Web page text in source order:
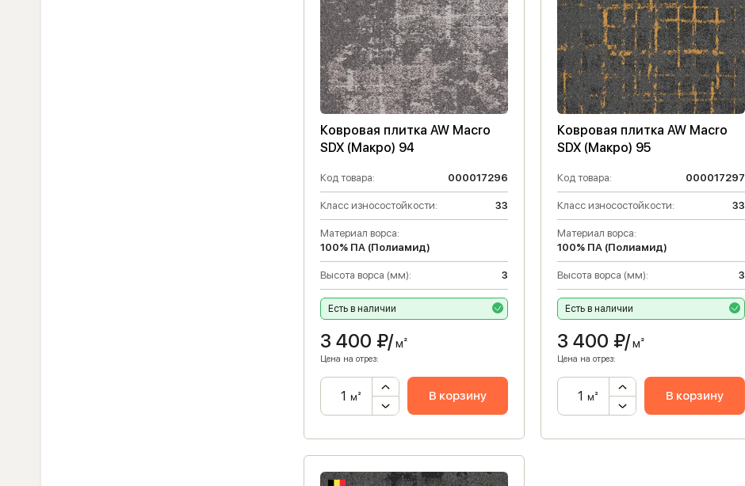
Ковровая плитка AW Macro
SDX (Макро) 94
Код товара: 000017296
Класс износостойкости: 33
Материал ворса:
100% ПА (Полиамид)
Высота ворса (мм): 3
Есть в наличии
3 400 ₽/м²
Цена на отрез:
м² В корзину
Ковровая плитка AW Macro
SDX (Макро) 95
Код товара: 000017297
Класс износостойкости: 33
Материал ворса:
100% ПА (Полиамид)
Высота ворса (мм): 3
Есть в наличии
3 400 ₽/м²
Цена на отрез:
м² В корзину